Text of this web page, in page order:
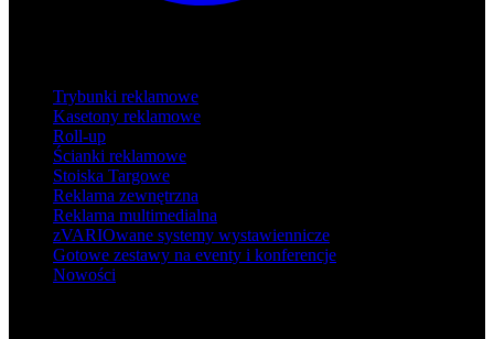
Trybunki reklamowe
Kasetony reklamowe
Roll-up
Ścianki reklamowe
Stoiska Targowe
Reklama zewnętrzna
Reklama multimedialna
zVARIOwane systemy wystawiennicze
Gotowe zestawy na eventy i konferencje
Nowości